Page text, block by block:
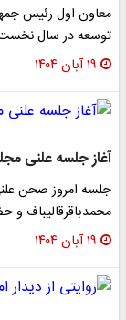
معاون اول رئیس
توسعه در سال نخست
۱۹ آبان ۱۴۰۴
آغاز جلسه علنی
جلسه امروز صحن
محمدباقرقالیباف و حضور ۱۹۲ نماینده
۱۹ آبان ۱۴۰۴